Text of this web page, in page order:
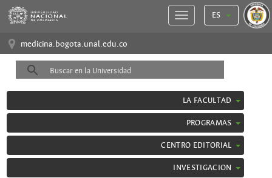
ES
medicina.bogota.unal.edu.co
LA FACULTAD
PROGRAMAS
CENTRO EDITORIAL
INVESTIGACION